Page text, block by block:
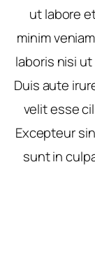
ut labore
minim
laboris nisi
Duis aute
velit esse
Excepteur
sunt in